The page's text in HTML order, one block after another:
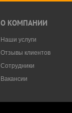
О КОМПАНИИ
Наши услуги
Отзывы клиентов
Сотрудники
Вакансии